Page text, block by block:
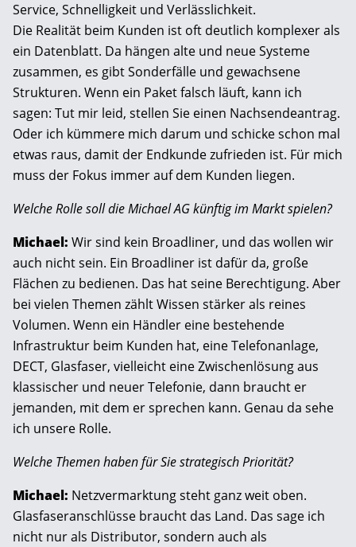
Service, Schnelligkeit und Verlässlichkeit.
Die Realität beim Kunden ist oft deutlich komplexer als
ein Datenblatt. Da hängen alte und neue Systeme
zusammen, es gibt Sonderfälle und gewachsene
Strukturen. Wenn ein Paket falsch läuft, kann ich
sagen: Tut mir leid, stellen Sie einen Nachsendeantrag.
Oder ich kümmere mich darum und schicke schon mal
etwas raus, damit der Endkunde zufrieden ist. Für mich
muss der Fokus immer auf dem Kunden liegen.
Welche Rolle soll die Michael AG künftig im Markt spielen?
Michael: Wir sind kein Broadliner, und das wollen wir
auch nicht sein. Ein Broadliner ist dafür da, große
Flächen zu bedienen. Das hat seine Berechtigung. Aber
bei vielen Themen zählt Wissen stärker als reines
Volumen. Wenn ein Händler eine bestehende
Infrastruktur beim Kunden hat, eine Telefonanlage,
DECT, Glasfaser, vielleicht eine Zwischenlösung aus
klassischer und neuer Telefonie, dann braucht er
jemanden, mit dem er sprechen kann. Genau da sehe
ich unsere Rolle.
Welche Themen haben für Sie strategisch Priorität?
Michael: Netzvermarktung steht ganz weit oben.
Glasfaseranschlüsse braucht das Land. Das sage ich
nicht nur als Distributor, sondern auch als